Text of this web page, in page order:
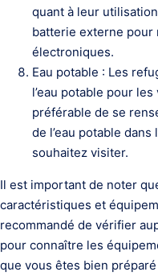
quant à leur
batterie externe pour
électroniques.
Eau potable : Les
l’eau potable pour
préférable de se
de l’eau potable
souhaitez visiter.
Il est important de noter
caractéristiques et
recommandé de vérifier
pour connaître les
que vous êtes bien